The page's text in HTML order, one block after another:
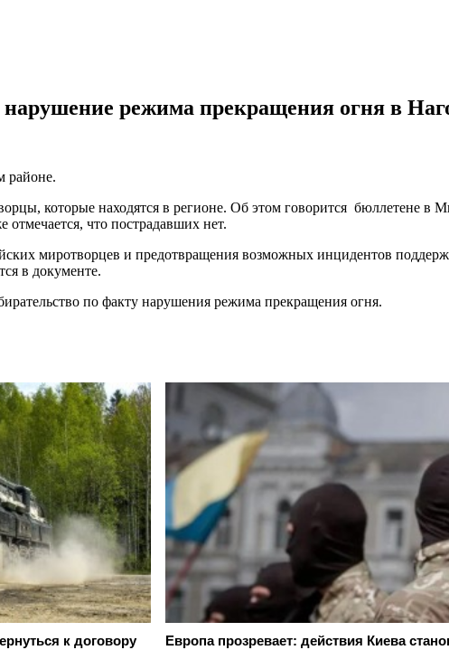
режима прекращения огня в
районе.
которые находятся в регионе. Об этом говорится бюллетене в
отмечается, что пострадавших нет.
миротворцев и предотвращения возможных инцидентов
в документе.
по факту нарушения режима прекращения огня.
к договору
Европа прозревает: действия Киева